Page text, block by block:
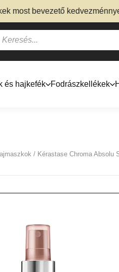
bevezető kedvezménnyel –
és hajkefék Fodrászkellékek
/ Kérastase Chroma Absolu